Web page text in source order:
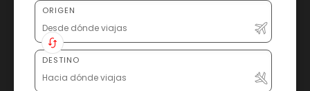
ORIGEN
DESTINO